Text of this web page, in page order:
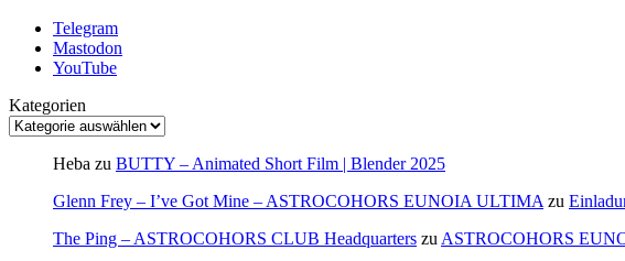
Telegram
Mastodon
YouTube
Kategorien
Heba zu BUTTY – Animated Short Film | Blender 2025
Glenn Frey – I’ve Got Mine – ASTROCOHORS EUNOIA ULTIMA zu
The Ping – ASTROCOHORS CLUB Headquarters zu ASTROCOHORS